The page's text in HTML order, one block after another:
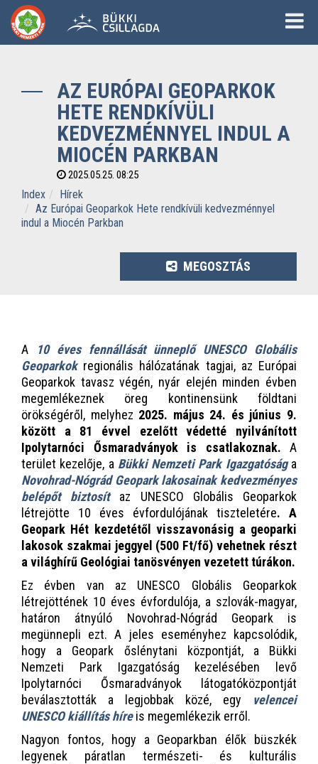
AZ EURÓPAI GEOPARKOK
HETE RENDKÍVÜLI
KEDVEZMÉNNYEL INDUL A
MIOCÉN PARKBAN
2025.05.25. 08:25
Index
Hírek
Az Európai Geoparkok Hete rendkívüli kedvezménnyel
indul a Miocén Parkban
MEGOSZTÁS
A
10 éves fennállását ünneplő UNESCO Globális
Geoparkok regionális hálózatának tagjai, az Európai
Geoparkok tavasz végén, nyár elején minden évben
megemlékeznek öreg kontinensünk földtani
örökségéről, melyhez 2025. május 24. és június 9.
között a 81 évvel ezelőtt védetté nyilvánított
Ipolytarnóci Ősmaradványok is csatlakoznak. A
terület kezelője, a Bükki Nemzeti Park Igazgatósága
Novohrad-Nógrád Geopark lakosainak kedvezményes
belépőt biztosítaz UNESCO Globális Geoparkok
létrejötte 10 éves évfordulójának tiszteletére. A
Geopark Hét kezdetétől visszavonásig a geoparki
lakosok szakmai jeggyel (500 Ft/fő) vehetnek részt
a világhírű Geológiai tanösvényen vezetett túrákon.
Ez évben van az UNESCO Globális Geoparkok
létrejöttének 10 éves évfordulója, a szlovák-magyar,
határon átnyúló Novohrad-Nógrád Geopark is
megünnepli ezt. A jeles eseményhez kapcsolódik,
hogy a Geopark őslénytani központját, a Bükki
Nemzeti Park Igazgatóság kezelésében levő
Ipolytarnóci Ősmaradványok látogatóközpontját
beválasztották a legjobbak közé, egy velencei
UNESCO kiállítás híreis megemlékezik erről.
Nagyon fontos, hogy a Geoparkban élők büszkék
legyenek páratlan természeti- és kulturális